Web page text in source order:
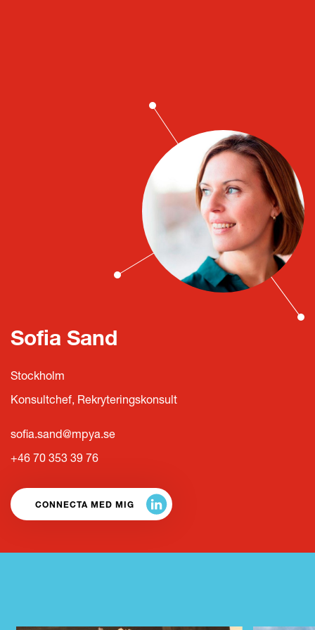
Sofia Sand
Stockholm
Konsultchef, Rekryteringskonsult
sofia.sand@mpya.se
+46 70 353 39 76
CONNECTA MED MIG